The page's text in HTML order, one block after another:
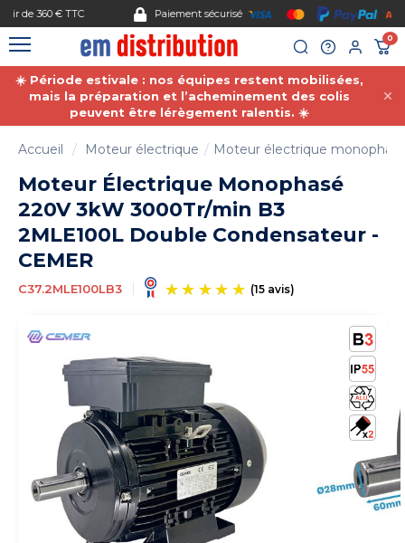
Paiement sécurisé
0
☀️ Période estivale : nos équipes restent mobilisées,
mais la préparation et l’acheminement des colis
peuvent être lérègement ralentis. ☀️
Accueil Moteur électrique Moteur électrique
Moteur Électrique Monophasé
220V 3kW 3000Tr/min B3
2MLE100L Double Condensateur -
CEMER
C37.2MLE100LB3
Gestion des cookies